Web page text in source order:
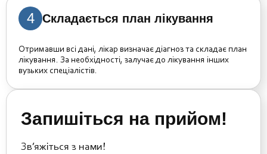
4 Складається план лікування
Отримавши всі дані, лікар визначає діагноз та складає план
лікування. За необхідності, залучає до лікування інших
вузьких спеціалістів.
Запишіться на прийом!
Зв’яжіться з нами!